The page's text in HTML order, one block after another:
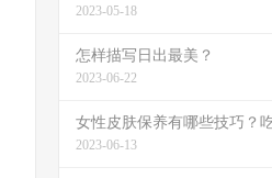
2023-05-18
怎样描写日出最美？
2023-06-22
女性皮肤保养有哪些技巧？
2023-06-13